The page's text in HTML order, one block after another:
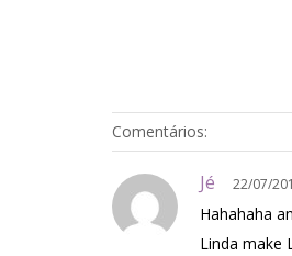
Comentários:
Jé 22/07/
Hahahaha
Linda make